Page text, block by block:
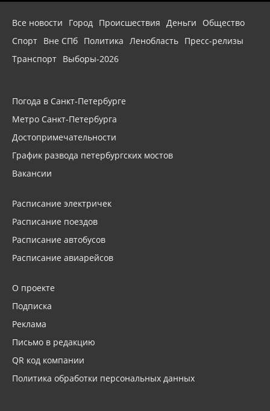
Все новости Город Происшествия Деньги
Общество
Спорт Вне СПб Политика Ленобласть Пресс-релизы
Транспорт Выборы-2026
Погода в Санкт-Петербурге
Метро Санкт-Петербурга
Достопримечательности
График развода петербургских мостов
Вакансии
Расписание электричек
Расписание поездов
Расписание автобусов
Расписание авиарейсов
О проекте
Подписка
Реклама
Письмо в редакцию
QR код компании
Политика обработки персональных данных